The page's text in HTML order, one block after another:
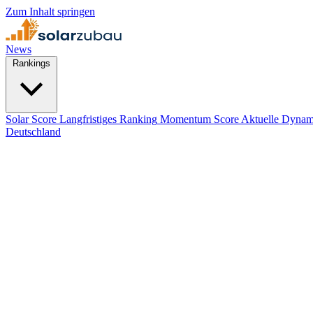
Zum Inhalt springen
News
Solar Score Langfristiges Ranking Momentum Score Aktuelle
Deutschland